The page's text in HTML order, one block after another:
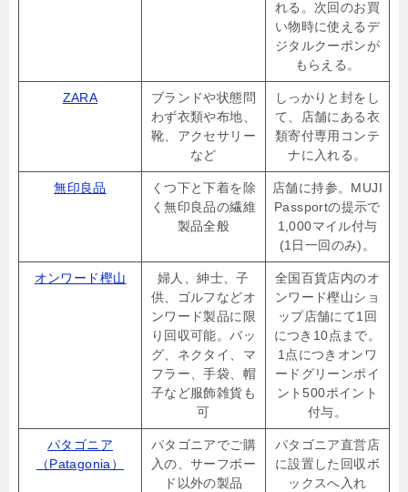
れる。次回のお買
い物時に使えるデ
ジタルクーポンが
もらえる。
ZARA
ブランドや状態問
わず衣類や布地、
靴、アクセサリー
など
しっかりと封をし
て、店舗にある衣
類寄付専用コンテ
ナに入れる。
無印良品
くつ下と下着を除
く無印良品の繊維
製品全般
店舗に持参。MUJI
Passportの提示で
1,000マイル付与
(1日一回のみ)。
オンワード樫山
婦人、紳士、子
供、ゴルフなどオ
ンワード製品に限
り回収可能。バッ
グ、ネクタイ、マ
フラー、手袋、帽
子など服飾雑貨も
可
全国百貨店内のオ
ンワード樫山ショ
ップ店舗にて1回
につき10点まで。
1点につきオンワ
ードグリーンポイ
ント500ポイント
付与。
パタゴニア
（Patagonia）
パタゴニアでご購
入の、サーフボー
ド以外の製品
パタゴニア直営店
に設置した回収ボ
ックスへ入れ